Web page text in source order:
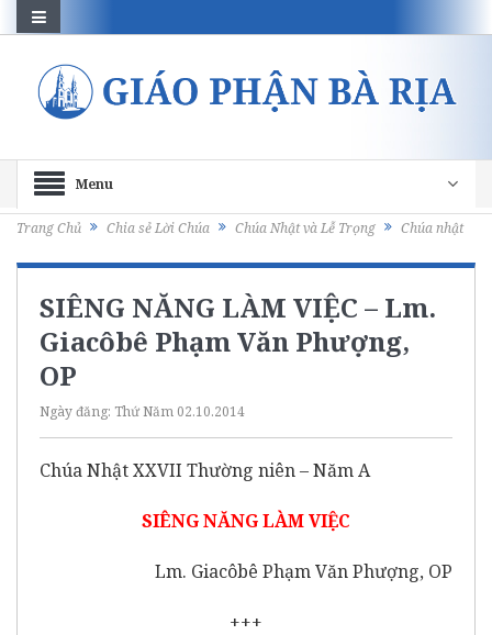
Menu
Trang Chủ Chia sẻ Lời Chúa Chúa Nhật và Lễ Trọng Chúa nhật
SIÊNG NĂNG LÀM VIỆC – Lm.
Giacôbê Phạm Văn Phượng,
OP
Ngày đăng: Thứ Năm 02.10.2014
Chúa Nhật XXVII Thường niên – Năm A
SIÊNG NĂNG LÀM VIỆC
Lm. Giacôbê Phạm Văn Phượng, OP
+++